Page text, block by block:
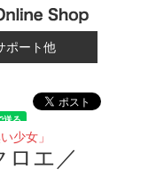
ポート他
少女」
ロエ／